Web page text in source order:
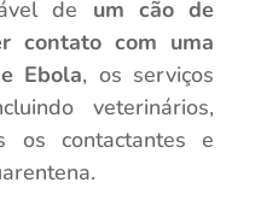
de um cão de
contato com uma
Ebola, os serviços
veterinários,
os contactantes e